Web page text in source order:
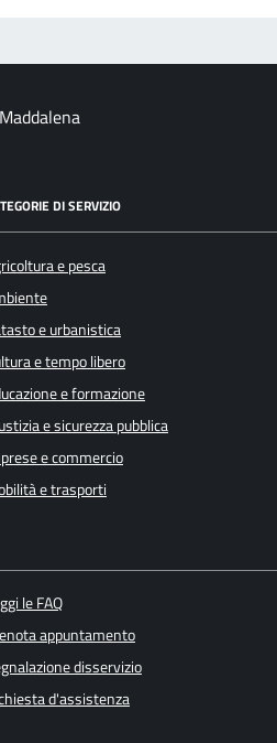
DI SERVIZIO
e pesca
e urbanistica
e tempo libero
e formazione
e sicurezza pubblica
e commercio
e trasporti
le FAQ
appuntamento
disservizio
d'assistenza